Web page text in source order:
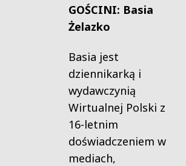
GOŚCINI: Basia
Żelazko
Basia jest
dziennikarką i
wydawczynią
Wirtualnej Polski z
16-letnim
doświadczeniem w
mediach,